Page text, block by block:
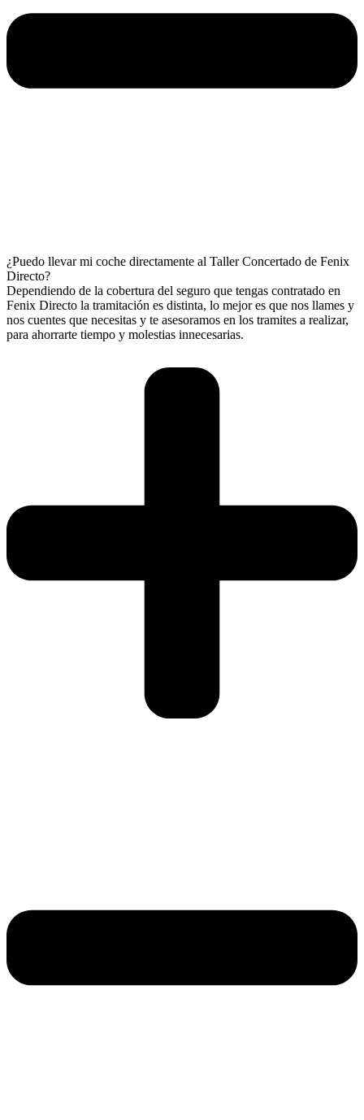
¿Puedo llevar mi coche directamente al Taller Concertado de Fenix
Directo?
Dependiendo de la cobertura del seguro que tengas contratado en
Fenix Directo la tramitación es distinta, lo mejor es que nos llames y
nos cuentes que necesitas y te asesoramos en los tramites a realizar,
para ahorrarte tiempo y molestias innecesarias.